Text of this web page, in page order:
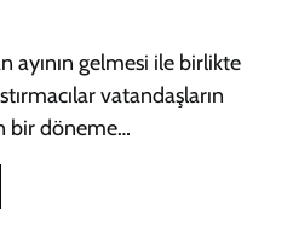
ayının gelmesi ile birlikte
vatandaşların
bir döneme…